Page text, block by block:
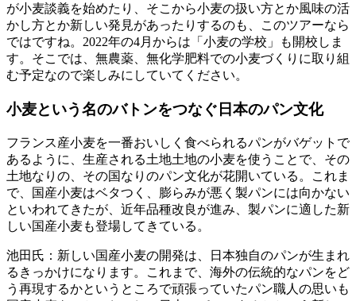
が小麦談義を始めたり、そこから小麦の扱い方とか風味の活
かし方とか新しい発見があったりするのも、このツアーなら
ではですね。2022年の4月からは「小麦の学校」も開校しま
す。そこでは、無農薬、無化学肥料での小麦づくりに取り組
む予定なので楽しみにしていてください。
小麦という名のバトンをつなぐ日本のパン文化
フランス産小麦を一番おいしく食べられるパンがバゲットで
あるように、生産される土地土地の小麦を使うことで、その
土地なりの、その国なりのパン文化が花開いている。これま
で、国産小麦はベタつく、膨らみが悪く製パンには向かない
といわれてきたが、近年品種改良が進み、製パンに適した新
しい国産小麦も登場してきている。
池田氏：新しい国産小麦の開発は、日本独自のパンが生まれ
るきっかけになります。これまで、海外の伝統的なパンをど
う再現するかというところで頑張っていたパン職人の思いも